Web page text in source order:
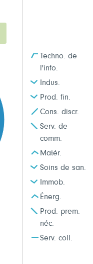
Techno. de
l'info.
Indus.
Prod. fin.
Cons. discr.
Serv. de
comm.
Matér.
Soins de san.
Immob.
Énerg.
Prod. prem.
néc.
Serv. coll.